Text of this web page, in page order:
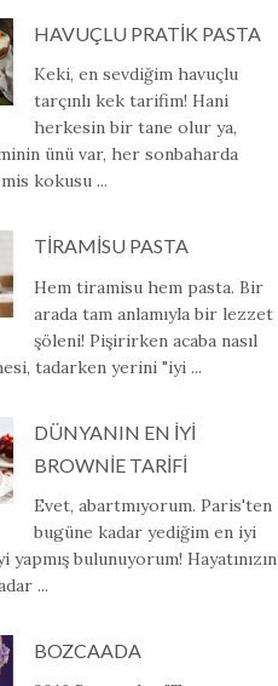
HAVUÇLU PRATİK PASTA
Keki, en sevdiğim havuçlu
tarçınlı kek tarifim! Hani
herkesin bir tane olur ya,
ünü var, her sonbaharda
kokusu ...
TİRAMİSU PASTA
Hem tiramisu hem pasta. Bir
arada tam anlamıyla bir lezzet
şöleni! Pişirirken acaba nasıl
tadarken yerini "iyi ...
DÜNYANIN EN İYİ
BROWNİE TARİFİ
Evet, abartmıyorum. Paris'ten
bugüne kadar yediğim en iyi
yapmış bulunuyorum! Hayatınızın
...
BOZCAADA